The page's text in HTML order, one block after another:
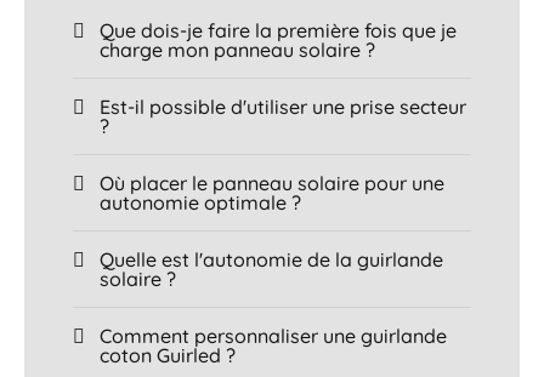
Que dois-je faire la première fois que je
charge mon panneau solaire ?
Est-il possible d'utiliser une prise secteur
?
Où placer le panneau solaire pour une
autonomie optimale ?
Quelle est l'autonomie de la guirlande
solaire ?
Comment personnaliser une guirlande
coton Guirled ?